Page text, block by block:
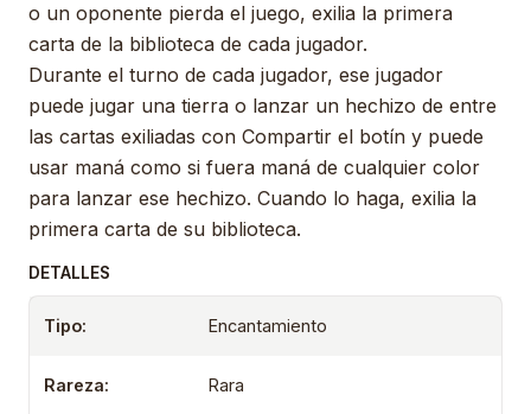
o un oponente pierda el juego, exilia la primera
carta de la biblioteca de cada jugador.
Durante el turno de cada jugador, ese jugador
puede jugar una tierra o lanzar un hechizo de entre
las cartas exiliadas con Compartir el botín y puede
usar maná como si fuera maná de cualquier color
para lanzar ese hechizo. Cuando lo haga, exilia la
primera carta de su biblioteca.
DETALLES
Tipo: Encantamiento
Rareza: Rara